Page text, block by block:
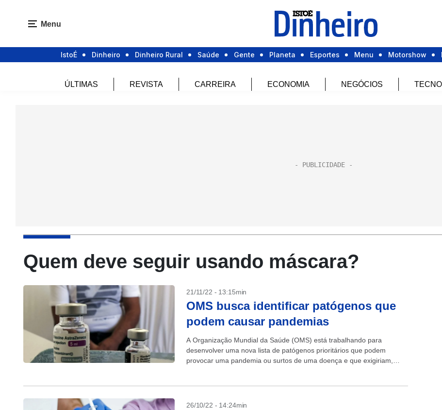
Menu
IstoÉ Dinheiro Dinheiro Rural Saúde Gente Planeta Esportes Menu Motorshow
ÚLTIMAS REVISTA CARREIRA ECONOMIA NEGÓCIOS
Quem deve seguir usando máscara?
21/11/22 - 13:15min
OMS busca identificar patógenos que
podem causar pandemias
A Organização Mundial da Saúde (OMS) está trabalhando para
desenvolver uma nova lista de patógenos prioritários que podem
provocar uma pandemia ou surtos de uma doença e que exigiriam,
26/10/22 - 14:24min